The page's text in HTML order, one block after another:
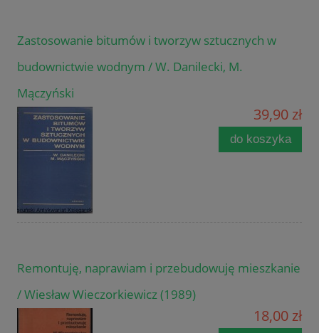
Zastosowanie bitumów i tworzyw sztucznych w
budownictwie wodnym / W. Danilecki, M.
Mączyński
39,90 zł
do koszyka
Remontuję, naprawiam i przebudowuję mieszkanie
/ Wiesław Wieczorkiewicz (1989)
18,00 zł